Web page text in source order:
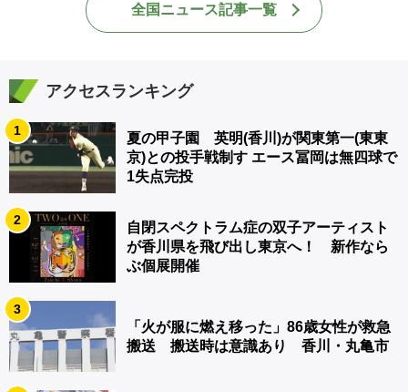
全国ニュース記事一覧
アクセスランキング
1
夏の甲子園 英明(香川)が関東第一(東東
京)との投手戦制す エース冨岡は無四球で
1失点完投
2
自閉スペクトラム症の双子アーティスト
が香川県を飛び出し東京へ！ 新作なら
ぶ個展開催
3
「火が服に燃え移った」86歳女性が救急
搬送 搬送時は意識あり 香川・丸亀市